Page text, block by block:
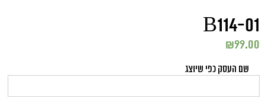
B114-01
₪99.00
שם העסק כפי שיוצג